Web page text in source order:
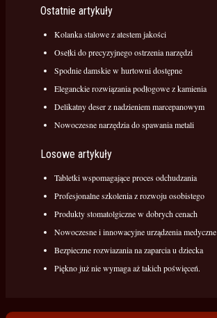
Ostatnie artykuły
Kolanka stalowe z atestem jakości
Osełki do precyzyjnego ostrzenia narzędzi
Spodnie damskie w hurtowni dostępne
Eleganckie rozwiązania podłogowe z kamienia
Delikatny deser z nadzieniem marcepanowym
Nowoczesne narzędzia do spawania metali
Losowe artykuły
Tabletki wspomagające proces odchudzania
Profesjonalne szkolenia z rozwoju osobistego
Produkty stomatolgiczne w dobrych cenach
Nowoczesne i innowacyjne urządzenia medyczne
Bezpieczne rozwiazania na zaparcia u dziecka
Piękno już nie wymaga aż takich poświęceń.